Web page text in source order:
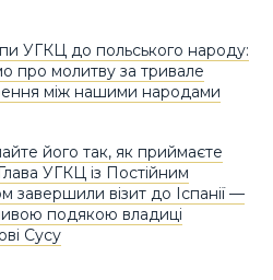
УГКЦ до польського народу:
про молитву за тривале
між нашими народами
його так, як приймаєте
УГКЦ із Постійним
завершили візит до Іспанії —
подякою владиці
Сусу